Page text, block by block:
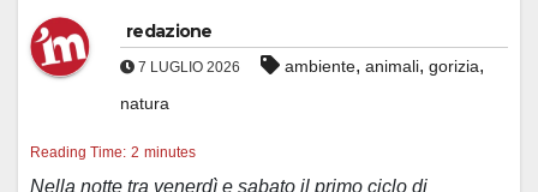
redazione
7 LUGLIO 2026 ambiente, animali, gorizia,
natura
Reading Time: 2 minutes
Nella notte tra venerdì e sabato il primo ciclo di